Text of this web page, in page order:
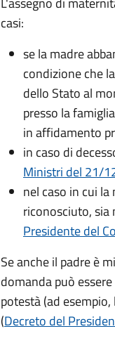
casi:
se la madre
condizione che
dello Stato al
presso la
in affidamento
in caso di
Ministri del 21/
nel caso in cui
riconosciuto, sia
Presidente del
Se anche il padre è
domanda può
potestà (ad
(Decreto del